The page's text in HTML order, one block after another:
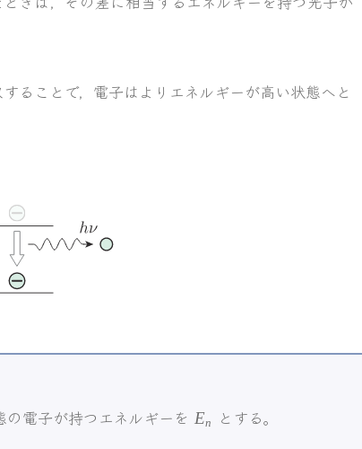
ることで，電子はよりエネルギーが高い状態へと
の電子が持つエネルギーを E_n
En とする。